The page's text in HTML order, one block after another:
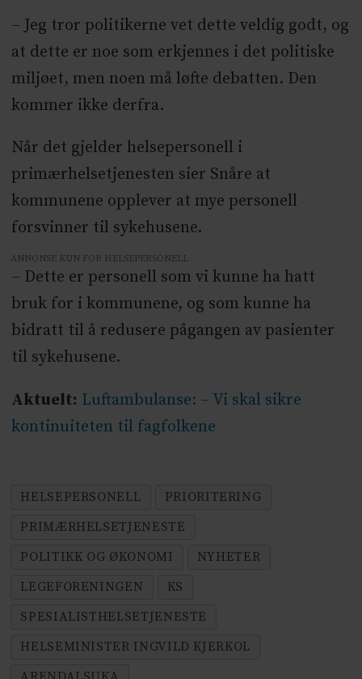
– Jeg tror politikerne vet dette veldig godt, og
at dette er noe som erkjennes i det politiske
miljøet, men noen må løfte debatten. Den
kommer ikke derfra.
Når det gjelder helsepersonell i
primærhelsetjenesten sier Snåre at
kommunene opplever at mye personell
forsvinner til sykehusene.
ANNONSE KUN FOR HELSEPERSONELL
– Dette er personell som vi kunne ha hatt
bruk for i kommunene, og som kunne ha
bidratt til å redusere pågangen av pasienter
til sykehusene.
Aktuelt: Luftambulanse: – Vi skal sikre
kontinuiteten til fagfolkene
HELSEPERSONELL
PRIORITERING
PRIMÆRHELSETJENESTE
POLITIKK OG ØKONOMI
NYHETER
LEGEFORENINGEN
KS
SPESIALISTHELSETJENESTE
HELSEMINISTER INGVILD KJERKOL